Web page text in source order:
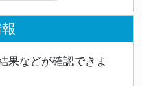
果などが確認できま